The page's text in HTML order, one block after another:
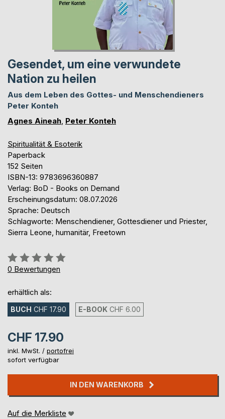
Gesendet, um eine verwundete
Nation zu heilen
Aus dem Leben des Gottes- und Menschendieners
Peter Konteh
Agnes Aineah Peter Konteh
Spiritualität & Esoterik
Paperback
152 Seiten
ISBN-13: 9783696360887
Verlag: BoD - Books on Demand
Erscheinungsdatum: 08.07.2026
Sprache: Deutsch
Schlagworte: Menschendiener, Gottesdiener und Priester,
Sierra Leone, humanitär, Freetown
Bewertung::
0%
0 Bewertungen
erhältlich als:
BUCH CHF 17.90 E-BOOK CHF 6.00
CHF 17.90
inkl. MwSt. / portofrei
sofort verfügbar
IN DEN WARENKORB
Auf die Merkliste